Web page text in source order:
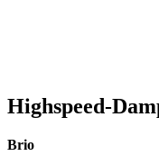
Highspeed-
Brio